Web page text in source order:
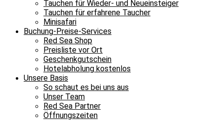
Tauchen für Wieder- und Neueinsteiger
Tauchen für erfahrene Taucher
Minisafari
Buchung-Preise-Services
Red Sea Shop
Preisliste vor Ort
Geschenkgutschein
Hotelabholung kostenlos
Unsere Basis
So schaut es bei uns aus
Unser Team
Red Sea Partner
Öffnungszeiten